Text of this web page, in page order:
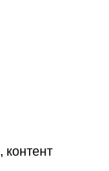
, контент